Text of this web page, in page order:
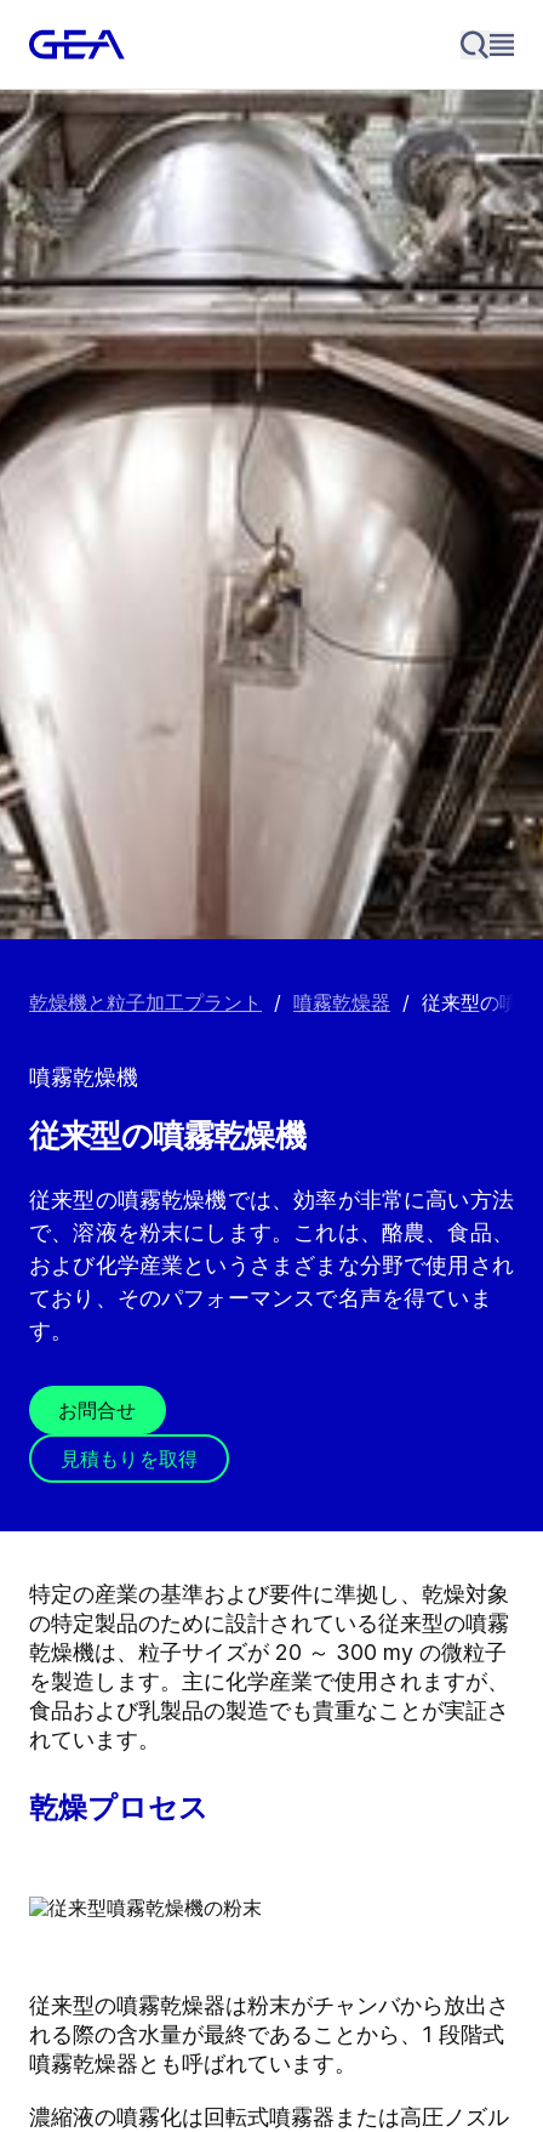
乾燥機と粒子加工プラント / 噴霧乾燥器 / 従来型の噴
噴霧乾燥機
従来型の噴霧乾燥機
従来型の噴霧乾燥機では、効率が非常に高い方法
で、溶液を粉末にします。これは、酪農、食品、
および化学産業というさまざまな分野で使用され
ており、そのパフォーマンスで名声を得ていま
す。
お問合せ
見積もりを取得
特定の産業の基準および要件に準拠し、乾燥対象
の特定製品のために設計されている従来型の噴霧
乾燥機は、粒子サイズが 20 ～ 300 my の微粒子
を製造します。主に化学産業で使用されますが、
食品および乳製品の製造でも貴重なことが実証さ
れています。
乾燥プロセス
従来型の噴霧乾燥器は粉末がチャンバから放出さ
れる際の含水量が最終であることから、1 段階式
噴霧乾燥器とも呼ばれています。
濃縮液の噴霧化は回転式噴霧器または高圧ノズル